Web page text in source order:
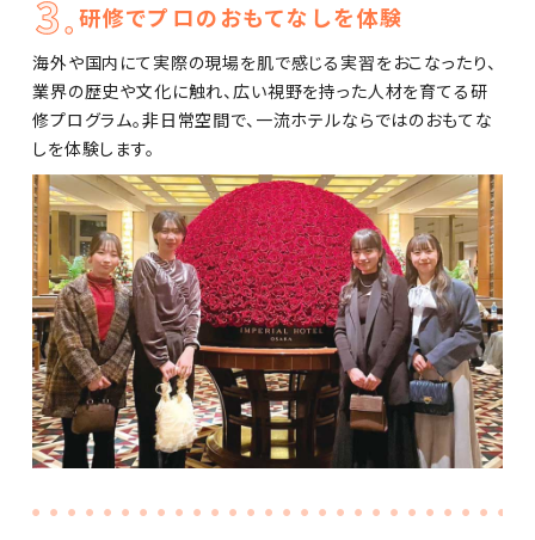
研修でプロのおもてなしを体験
海外や国内にて実際の現場を肌で感じる実習をおこなったり、
業界の歴史や文化に触れ、広い視野を持った人材を育てる研
修プログラム。非日常空間で、一流ホテルならではのおもてな
しを体験します。